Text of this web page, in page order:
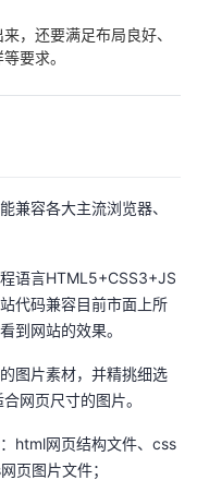
，还要满足布局良好、
要求。
兼容各大主流浏览器、
语言HTML5+CSS3+JS
代码兼容目前市面上所
到网站的效果。
图片素材，并精挑细选
网页尺寸的图片。
html网页结构文件、css
页图片文件；